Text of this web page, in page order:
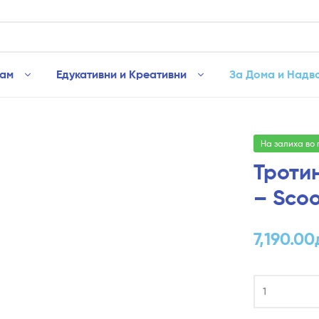
Едукативни и Креативни За Дома и
На залиха во
–
7,190.00